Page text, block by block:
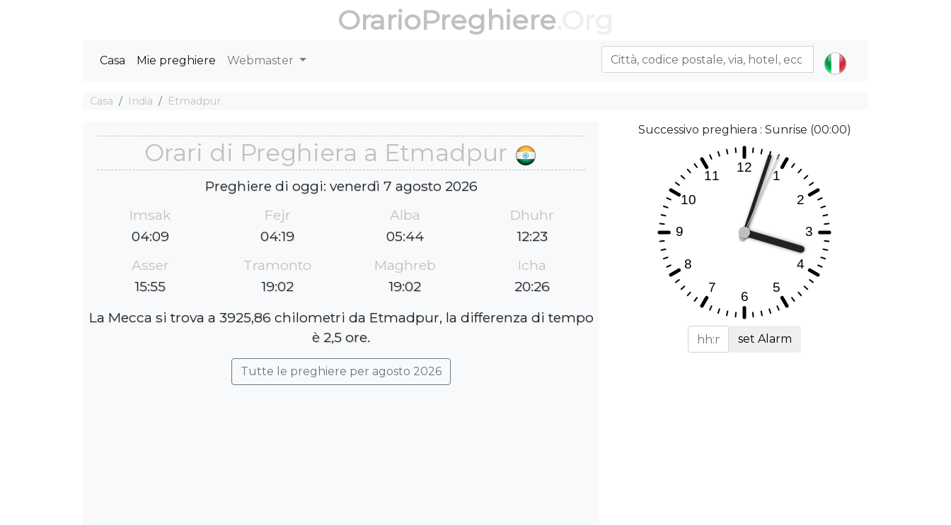
OrarioPreghiere
Casa Mie preghiere Webmaster
Casa India Etmadpur
Orari di Preghiera a Etmadpur
Preghiere di oggi: venerdì 7 agosto 2026
Imsak
04:09
Fejr
04:19
Alba
05:44
Dhuhr
12:23
Asser
15:55
Tramonto
19:02
Maghreb
19:02
Icha
20:26
La Mecca si trova a 3925,86 chilometri da Etmadpur, la differenza di tempo
è 2,5 ore.
Tutte le preghiere per agosto 2026
Successivo preghiera : Sunrise (00:00)
set Alarm